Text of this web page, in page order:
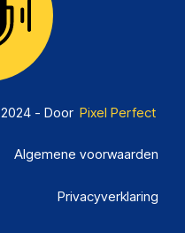
2024 - Door Pixel Perfect
Algemene voorwaarden
Privacyverklaring